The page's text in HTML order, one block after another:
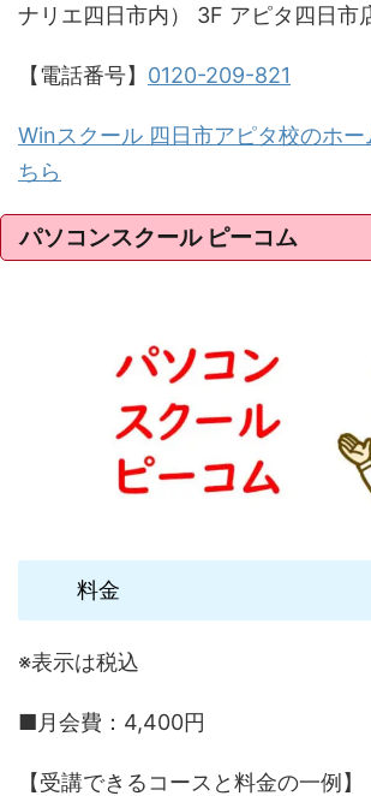
ナリエ四日市内） 3F アピタ四日市
【電話番号】 0120-209-821
Winスクール 四日市アピタ校のホー
ちら
パソコンスクール ピーコム
料金
※表示は税込
■月会費：4,400円
【受講できるコースと料金の一例】